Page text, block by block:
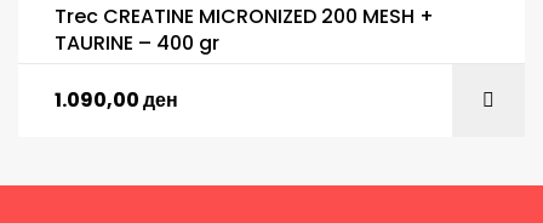
Trec CREATINE MICRONIZED 200 MESH +
TAURINE – 400 gr
1.090,00ден